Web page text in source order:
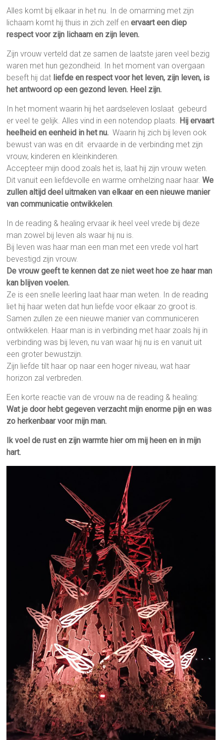
Alles komt bij elkaar in het nu. In de omarming met zijn
lichaam komt hij thuis in zich zelf enervaart een diep
respect voor zijn lichaam en zijn leven.
Zijn vrouw verteld dat ze samen de laatste jaren veel bezig
waren met hun gezondheid. In het moment van overgaan
beseft hij dat liefde en respect voor het leven, zijn leven, is
het antwoord op een gezond leven. Heel zijn.
In het moment waarin hij het aardseleven loslaat gebeurd
er veel te gelijk. Alles vind in een notendop plaats. Hij ervaart
heelheid en eenheid in het nu. Waarin hij zich bij leven ook
bewust van was en dit ervaarde in de verbinding met zijn
vrouw, kinderen en kleinkinderen.
Accepteer mijn dood zoals het is, laat hij zijn vrouw weten.
Dit vanuit een liefdevolle en warme omhelzing naar haar.We
zullen altijd deel uitmaken van elkaar en een nieuwe manier
van communicatie ontwikkelen.
In de reading & healing ervaar ik heel veel vrede bij deze
man zowel bij leven als waar hij nu is.
Bij leven was haar man een man met een vrede vol hart
bevestigd zijn vrouw.
De vrouw geeft te kennen dat ze niet weet hoe ze haar man
kan blijven voelen.
Ze is een snelle leerling laat haar man weten. In de reading
liet hij haar weten dat hun liefde voor elkaar zo groot is.
Samen zullen ze een nieuwe manier van communiceren
ontwikkelen. Haar man is in verbinding met haar zoals hij in
verbinding was bij leven, nu van waar hij nu is en vanuit uit
een groter bewustzijn.
Zijn liefde tilt haar op naar een hoger niveau, wat haar
horizon zal verbreden.
Een korte reactie van de vrouw na de reading & healing:
Wat je door hebt gegeven verzacht mijn enorme pijn en was
zo herkenbaar voor mijn man.
Ik voel de rust en zijn warmte hier om mij heen en in mijn
hart.